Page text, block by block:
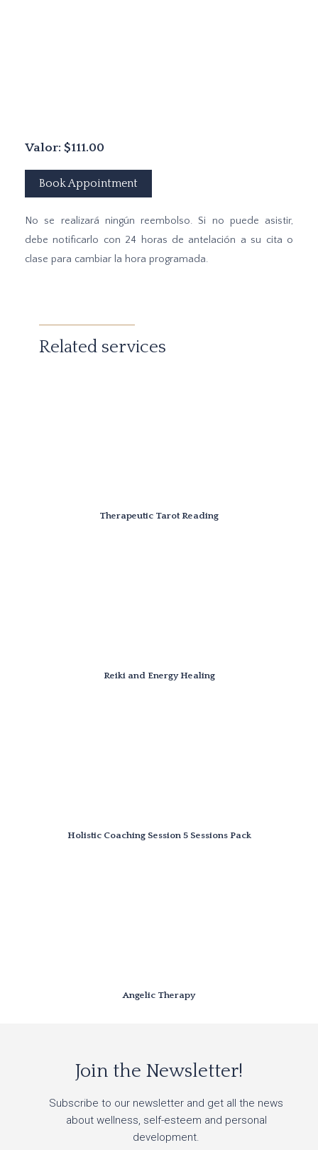
Valor: $111.00
Book Appointment
No se realizará ningún reembolso. Si no puede asistir,
debe notificarlo con 24 horas de antelación a su cita o
clase para cambiar la hora programada.
Related services
Therapeutic Tarot Reading
Reiki and Energy Healing
Holistic Coaching Session 5 Sessions Pack
Angelic Therapy
Join the Newsletter!
Subscribe to our newsletter and get all the news
about wellness, self-esteem and personal
development.